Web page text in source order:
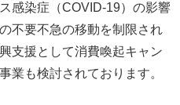
感染症（COVID-19）の影響
不要不急の移動を制限され
支援として消費喚起キャン
業も検討されております。